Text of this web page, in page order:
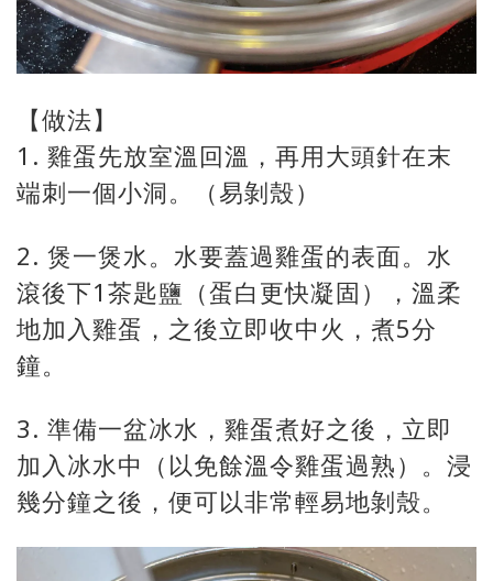
【做法】
1. 雞蛋先放室溫回溫，再用大頭針在末
端刺一個小洞。（易剝殼）
2. 煲一煲水。水要蓋過雞蛋的表面。水
滾後下1茶匙鹽（蛋白更快凝固），溫柔
地加入雞蛋，之後立即收中火，煮5分
鐘。
3. 準備一盆冰水，雞蛋煮好之後，立即
加入冰水中（以免餘溫令雞蛋過熟）。浸
幾分鐘之後，便可以非常輕易地剝殼。